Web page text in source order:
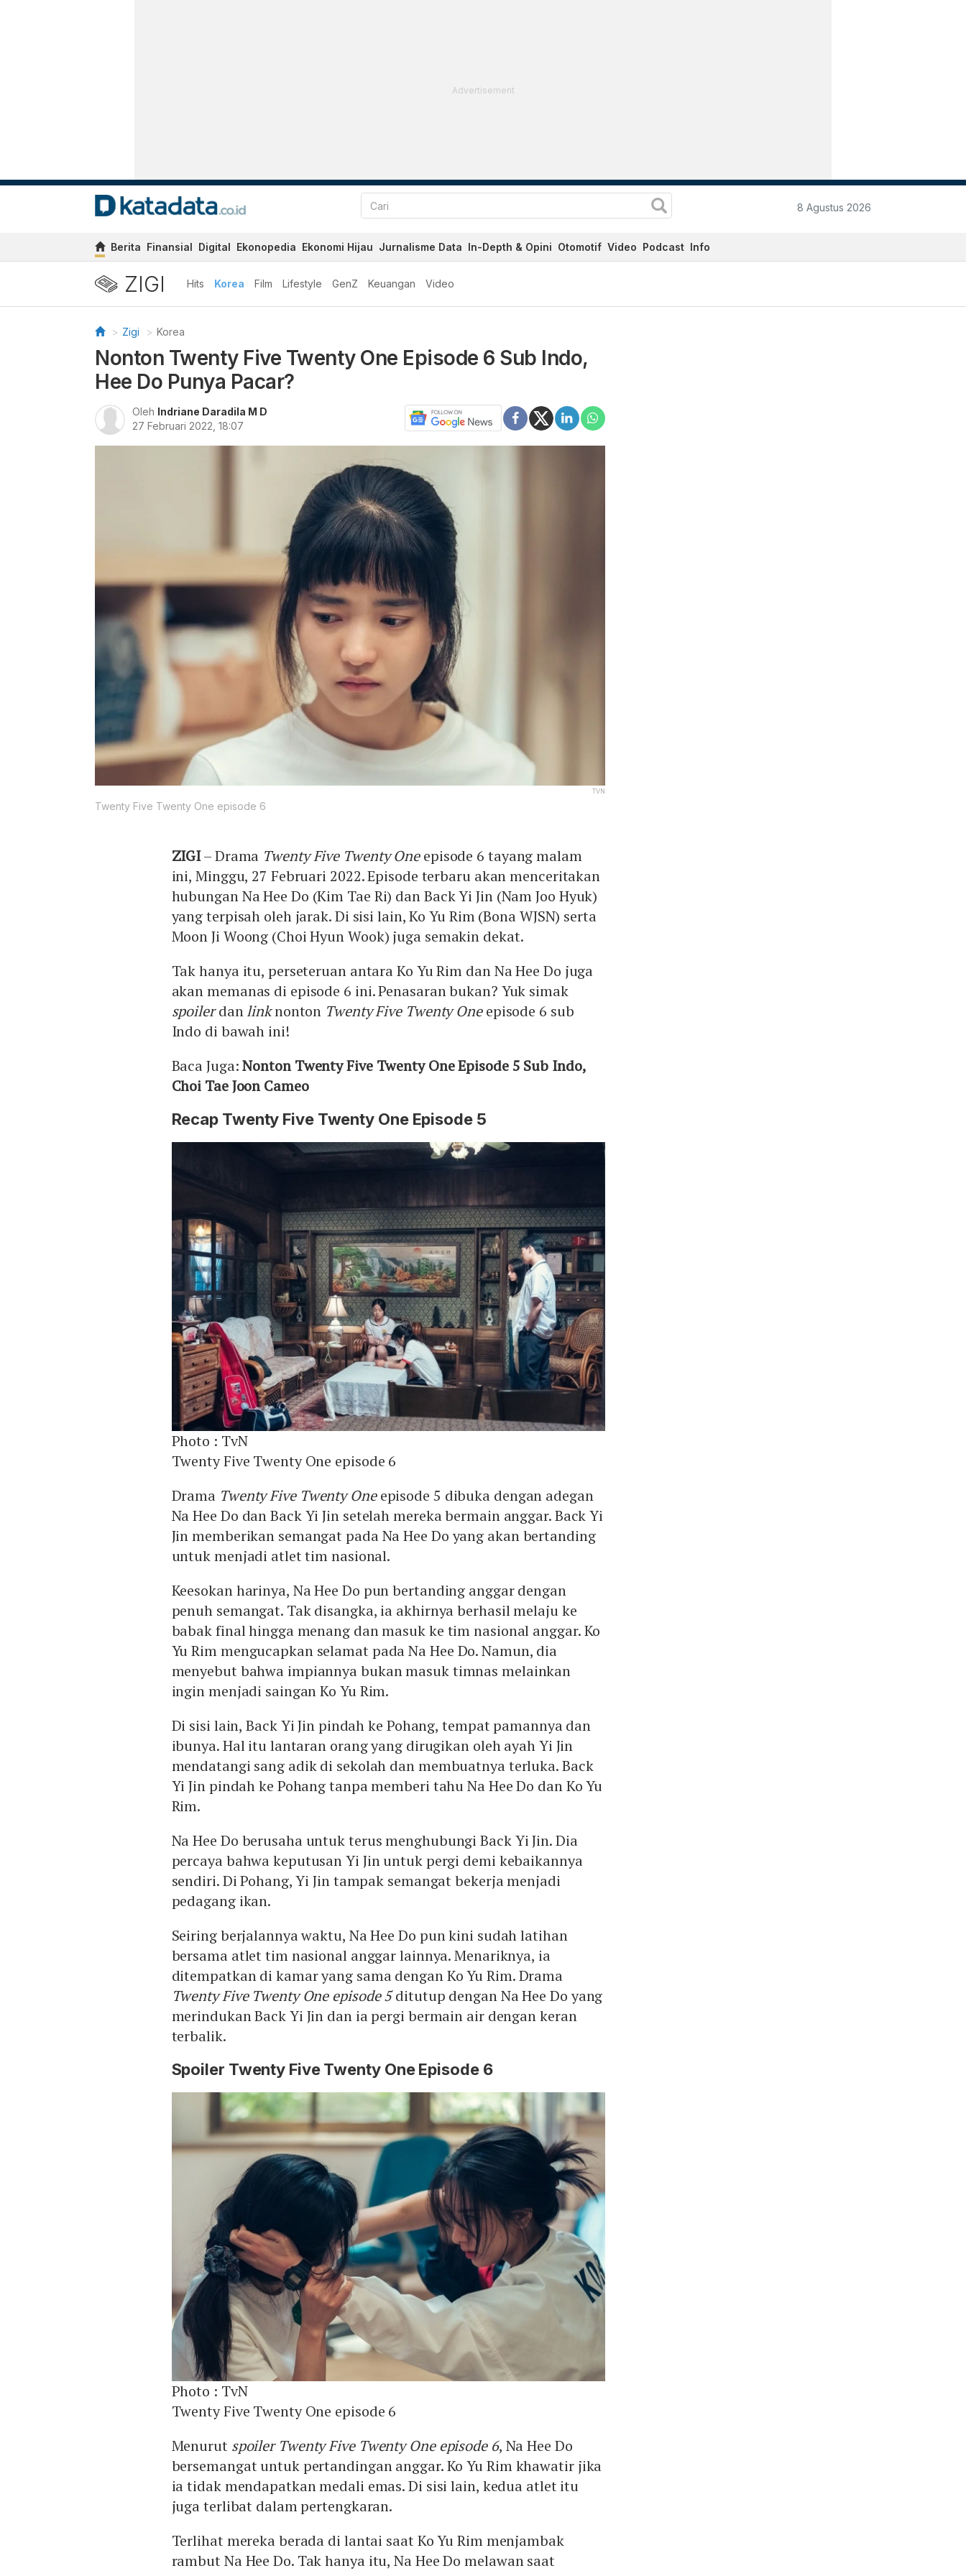
Advertisement
8 Agustus 2026
Berita Finansial Digital Ekonopedia Ekonomi Hijau Jurnalisme Data In-Depth & Opini Otomotif Video Podcast Info
ZIGI Hits Korea Film Lifestyle GenZ Keuangan Video
Zigi Korea
Nonton Twenty Five Twenty One Episode 6 Sub Indo,
Hee Do Punya Pacar?
Oleh Indriane Daradila M D
27 Februari 2022, 18:07
TVN
Twenty Five Twenty One episode 6
ZIGI– Drama Twenty Five Twenty Oneepisode 6 tayang malam
ini, Minggu, 27 Februari 2022. Episode terbaru akan menceritakan
hubungan Na Hee Do (Kim Tae Ri) dan Back Yi Jin (Nam Joo Hyuk)
yang terpisah oleh jarak. Di sisi lain, Ko Yu Rim (Bona WJSN) serta
Moon Ji Woong (Choi Hyun Wook) juga semakin dekat.
Tak hanya itu, perseteruan antara Ko Yu Rim dan Na Hee Do juga
akan memanas di episode 6 ini. Penasaran bukan? Yuk simak
spoilerdanlinknonton Twenty Five Twenty Oneepisode 6 sub
Indo di bawah ini!
Baca Juga:Nonton Twenty Five Twenty One Episode 5 Sub Indo,
Choi Tae Joon Cameo
Recap Twenty Five Twenty One Episode 5
Photo : TvN
Twenty Five Twenty One episode 6
Drama Twenty Five Twenty Oneepisode 5 dibuka dengan adegan
Na Hee Do dan Back Yi Jin setelah mereka bermain anggar. Back Yi
Jin memberikan semangat pada Na Hee Do yang akan bertanding
untuk menjadi atlet tim nasional.
Keesokan harinya, Na Hee Do pun bertanding anggar dengan
penuh semangat. Tak disangka, ia akhirnya berhasil melaju ke
babak final hingga menang dan masuk ke tim nasional anggar. Ko
Yu Rim mengucapkan selamat pada Na Hee Do. Namun, dia
menyebut bahwa impiannya bukan masuk timnas melainkan
ingin menjadi saingan Ko Yu Rim.
Di sisi lain, Back Yi Jin pindah ke Pohang, tempat pamannya dan
ibunya. Hal itu lantaran orang yang dirugikan oleh ayah Yi Jin
mendatangi sang adik di sekolah dan membuatnya terluka. Back
Yi Jin pindah ke Pohang tanpa memberi tahu Na Hee Do dan Ko Yu
Rim.
Na Hee Do berusaha untuk terus menghubungi Back Yi Jin. Dia
percaya bahwa keputusan Yi Jin untuk pergi demi kebaikannya
sendiri. Di Pohang, Yi Jin tampak semangat bekerja menjadi
pedagang ikan.
Seiring berjalannya waktu, Na Hee Do pun kini sudah latihan
bersama atlet tim nasional anggar lainnya. Menariknya, ia
ditempatkan di kamar yang sama dengan Ko Yu Rim. Drama
Twenty Five Twenty One episode 5ditutup dengan Na Hee Do yang
merindukan Back Yi Jin dan ia pergi bermain air dengan keran
terbalik.
Spoiler Twenty Five Twenty One Episode 6
Photo : TvN
Twenty Five Twenty One episode 6
Menurut spoiler Twenty Five Twenty One episode 6, Na Hee Do
bersemangat untuk pertandingan anggar. Ko Yu Rim khawatir jika
ia tidak mendapatkan medali emas. Di sisi lain, kedua atlet itu
juga terlibat dalam pertengkaran.
Terlihat mereka berada di lantai saat Ko Yu Rim menjambak
rambut Na Hee Do. Tak hanya itu, Na Hee Do melawan saat